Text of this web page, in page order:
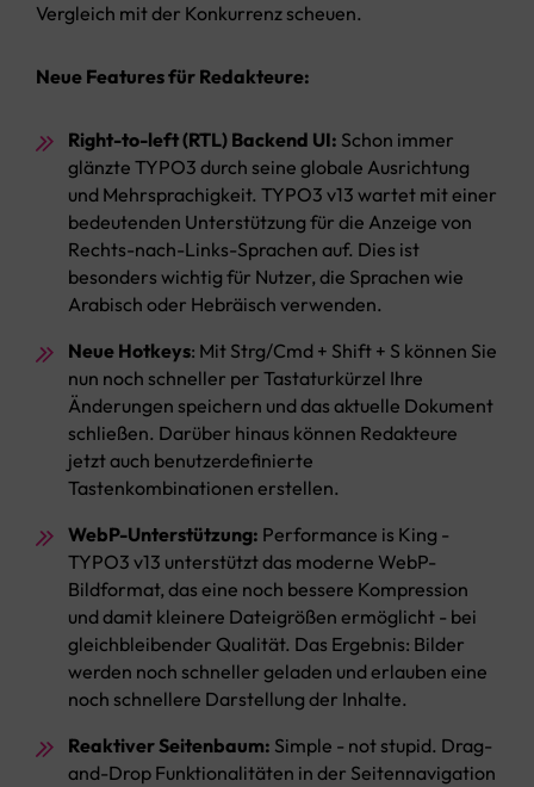
Vergleich mit der Konkurrenz scheuen.
Neue Features für Redakteure:
Right-to-left (RTL) Backend UI: Schon immer
glänzte TYPO3 durch seine globale Ausrichtung
und Mehrsprachigkeit. TYPO3 v13 wartet mit einer
bedeutenden Unterstützung für die Anzeige von
Rechts-nach-Links-Sprachen auf. Dies ist
besonders wichtig für Nutzer, die Sprachen wie
Arabisch oder Hebräisch verwenden.
Neue Hotkeys: Mit Strg/Cmd + Shift + S können Sie
nun noch schneller per Tastaturkürzel Ihre
Änderungen speichern und das aktuelle Dokument
schließen. Darüber hinaus können Redakteure
jetzt auch benutzerdefinierte
Tastenkombinationen erstellen.
WebP-Unterstützung: Performance is King -
TYPO3 v13 unterstützt das moderne WebP-
Bildformat, das eine noch bessere Kompression
und damit kleinere Dateigrößen ermöglicht - bei
gleichbleibender Qualität. Das Ergebnis: Bilder
werden noch schneller geladen und erlauben eine
noch schnellere Darstellung der Inhalte.
Reaktiver Seitenbaum: Simple - not stupid. Drag-
and-Drop Funktionalitäten in der Seitennavigation